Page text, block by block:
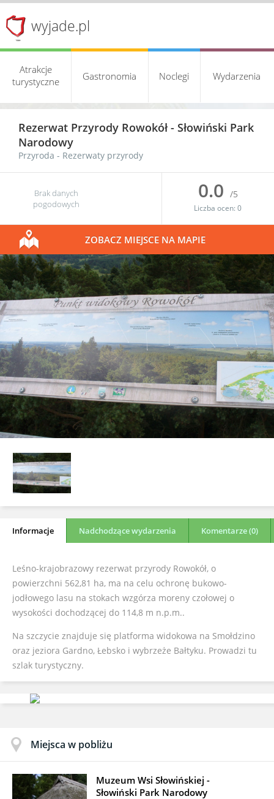
wyjade.pl
Atrakcje
turystyczne
Gastronomia Noclegi Wydarzenia
Rezerwat Przyrody Rowokół - Słowiński Park
Narodowy
Przyroda - Rezerwaty przyrody
Brak danych
pogodowych
0.0 /5
Liczba ocen:0
ZOBACZ MIEJSCE NA MAPIE
Informacje Nadchodzące wydarzenia Komentarze (0)
Leśno-krajobrazowy rezerwat przyrody Rowokół, o
powierzchni 562,81 ha, ma na celu ochronę bukowo-
jodłowego lasu na stokach wzgórza moreny czołowej o
wysokości dochodzącej do 114,8 m n.p.m..
Na szczycie znajduje się platforma widokowa na Smołdzino
oraz jeziora Gardno, Łebsko i wybrzeże Bałtyku. Prowadzi tu
szlak turystyczny.
Miejsca w pobliżu
Muzeum Wsi Słowińskiej -
Słowiński Park Narodowy